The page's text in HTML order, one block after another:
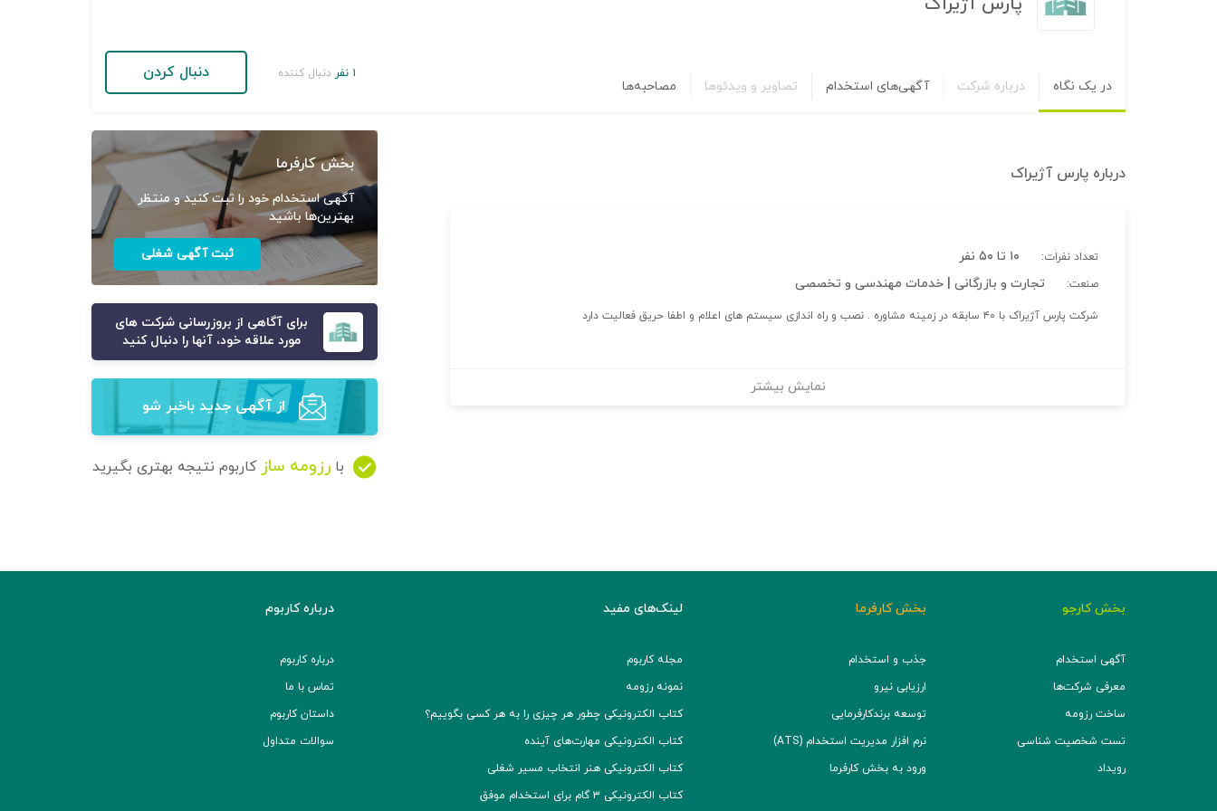
در یک نگاه درباره شرکت آگهی‌های استخدام تصاویر و ویدئوها مصاحبه‌ها
۱ نفر دنبال کننده دنبال کردن
درباره پارس آژیراک
تعداد نفرات: ۱۰ تا ۵۰ نفر
صنعت: تجارت و بازرگانی | خدمات مهندسی و تخصصی
شرکت پارس آژیراک با ۴۰ سابقه در زمینه مشاوره . نصب و راه اندازی سیستم های اعلام و اطفا حریق فعالیت دارد
نمایش بیشتر
بخش کارفرما
آگهی استخدام خود را ثبت کنید و منتظر
بهترین‌ها باشید
ثبت آگهی شغلی
برای آگاهی از بروزرسانی شرکت های
مورد علاقه خود، آنها را دنبال کنید
از آگهی‌ جدید باخبر شو
با رزومه ساز کاربوم نتیجه بهتری بگیرید
بخش کارجو
آگهی استخدام
معرفی شرکت‌ها
ساخت رزومه
تست شخصیت شناسی
رویداد
بخش کارفرما
جذب و استخدام
ارزیابی نیرو
توسعه برند‌کارفرمایی
نرم افزار مدیریت استخدام (ATS)
ورود به بخش کارفرما
لینک‌های مفید
مجله کاربوم
نمونه رزومه
کتاب الکترونیکی چطور هر چیزی را به هر کسی بگوییم؟
کتاب الکترونیکی مهارت‌های آینده
کتاب الکترونیکی هنر انتخاب مسیر شغلی
کتاب الکترونیکی ۳ گام برای استخدام موفق
درباره کاربوم
درباره کاربوم
تماس با ما
داستان کاربوم
سوالات متداول